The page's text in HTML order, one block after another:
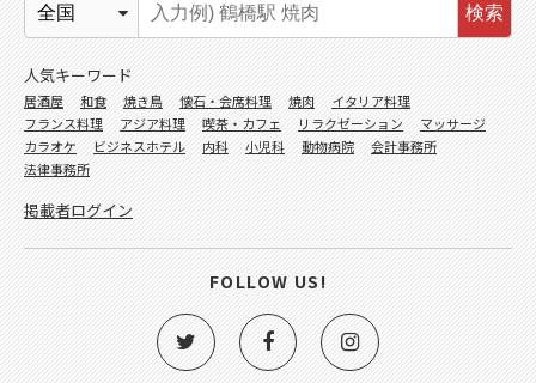
検索
人気キーワード
居酒屋 和食 焼き鳥 懐石・会席料理 焼肉
イタリア料理
フランス料理
アジア料理 喫茶・カフェ リラクゼーション
マッサージ
カラオケ
ビジネスホテル 内科 小児科 動物病院
会計事務所
法律事務所
掲載者ログイン
FOLLOW US!